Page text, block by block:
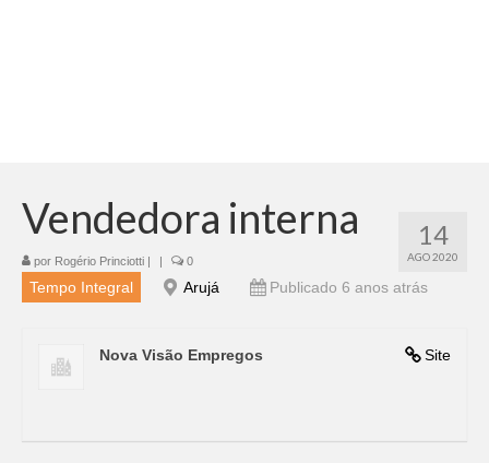
14
AGO 2020
Vendedora interna
por Rogério Princiotti | | 0
Tempo Integral Arujá Publicado 6 anos atrás
Site
Nova Visão Empregos